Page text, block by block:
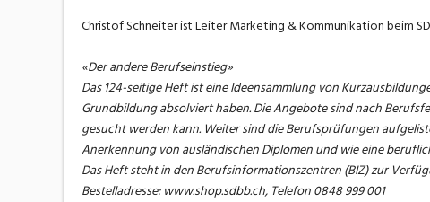
Christof Schneiter ist Leiter Marketing & Kommunikation beim
«Der andere Berufseinstieg»
Das 124-seitige Heft ist eine Ideensammlung von
Grundbildung absolviert haben. Die Angebote sind nach
gesucht werden kann. Weiter sind die Berufsprüfungen
Anerkennung von ausländischen Diplomen und wie eine
Das Heft steht in den Berufsinformationszentren (BIZ) zur
Bestelladresse: www.shop.sdbb.ch, Telefon 0848 999 001